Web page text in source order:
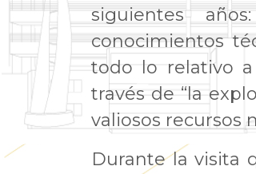
siguientes
conocimientos
todo lo relativo
través de “la
valiosos recursos
Durante la visita